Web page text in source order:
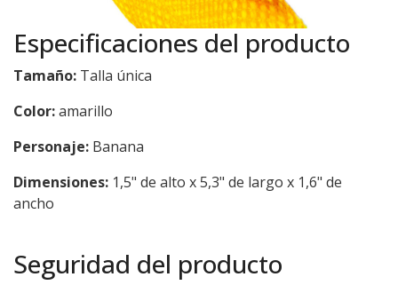
Especificaciones del producto
Tamaño: Talla única
Color:amarillo
Personaje: Banana
Dimensiones: 1,5" de alto x 5,3" de largo x 1,6" de
ancho
Seguridad del producto